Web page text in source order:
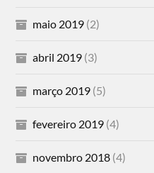
maio 2019 (2)
abril 2019 (3)
março 2019 (5)
fevereiro 2019 (4)
novembro 2018 (4)